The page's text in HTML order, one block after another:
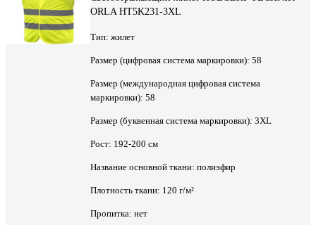
ORLA HT5K231-3XL
Тип: жилет
Размер (цифровая система маркировки): 58
Размер (международная цифровая система
маркировки): 58
Размер (буквенная система маркировки): 3XL
Рост: 192-200 см
Название основной ткани: полиэфир
Плотность ткани: 120 г/м²
Пропитка: нет